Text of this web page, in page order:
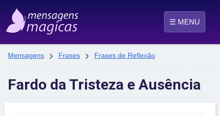
☰ MENU
Mensagens  Frases  Frases de Reflexão
Fardo da Tristeza e Ausência